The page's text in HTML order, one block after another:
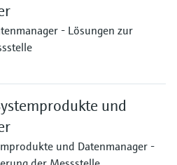
- Lösungen zur
und
und Datenmanager -